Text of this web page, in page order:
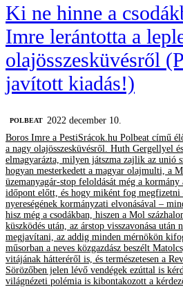
Ki ne hinne a
Imre lerántotta a
olajösszesküvésről
javított kiadás!)
‎POLBEAT
2022 december 10.
Boros Imre a PestiSrácok.hu Polbeat című
a nagy olajösszesküvésről. Huth Gergellyel
elmagyarázta, milyen játszma zajlik az unió
hogyan mesterkedett a magyar olajmulti, a
üzemanyagár-stop feloldását még a
időpont előtt, és hogy miként fog megfizetni
nyereségének kormányzati elvonásával –
hisz még a csodákban, hiszen a Mol
küszködés után, az árstop visszavonása után
megjavítani, az addig minden mérnökön
műsorban a neves közgazdász beszélt
vitájának hátteréről is, és természetesen a
Sörözőben jelen lévő vendégek ezúttal is
világnézeti polémia is kibontakozott a